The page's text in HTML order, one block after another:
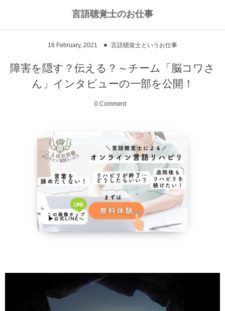
言語聴覚士のお仕事
16 February, 2021 言語聴覚士というお仕事
障害を隠す？伝える？～チーム「脳コワさ
ん」インタビューの一部を公開！
0 Comment
脳に何かがあったとき
NPO法人Reジョブ大阪
ワーキングマザーの知恵 お豆